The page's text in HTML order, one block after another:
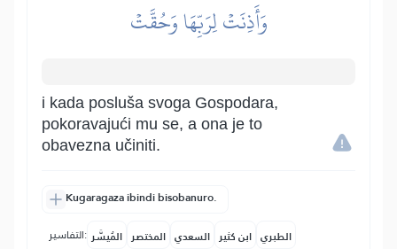
وَأَذِنَتۡ لِرَبِّهَا وَحُقَّتۡ
i kada posluša svoga Gospodara,
pokoravajući mu se, a ona je to
obavezna učiniti.
Kugaragaza ibindi bisobanuro.
التفاسير: المُيسَّر المختصر السعدي ابن كثير الطبري